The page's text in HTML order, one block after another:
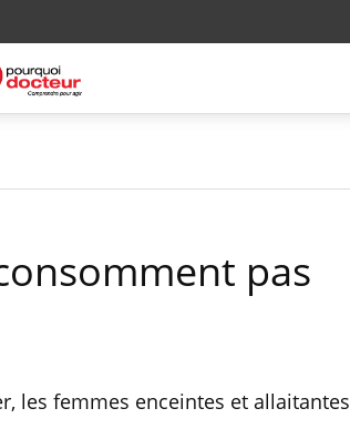
pas
les femmes enceintes et allaitantes